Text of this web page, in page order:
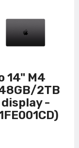
14" M4
2TB
-